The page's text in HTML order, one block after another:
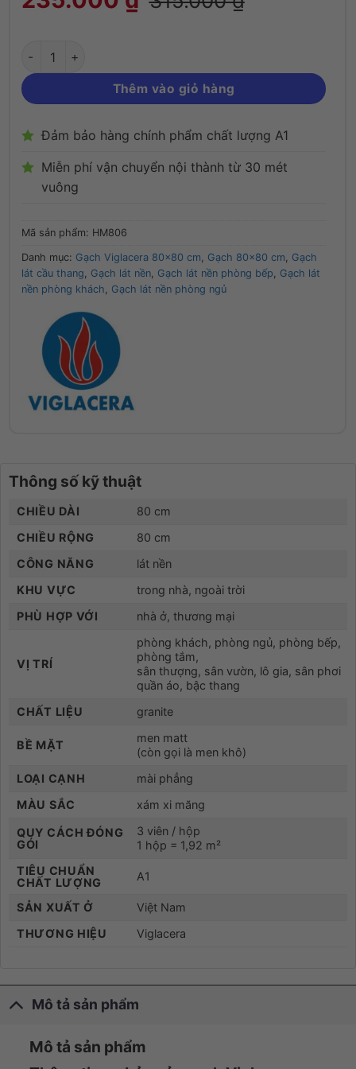
Thêm vào giỏ hàng
Đảm bảo hàng chính phẩm chất lượng A1
Miễn phí vận chuyển nội thành từ 30 mét
vuông
Mã sản phẩm: HM806
Danh mục: Gạch Viglacera 80x80 cm, Gạch 80x80 cm, Gạch
lát cầu thang, Gạch lát nền, Gạch lát nền phòng bếp, Gạch lát
nền phòng khách, Gạch lát nền phòng ngủ
Thông số kỹ thuật
CHIỀU DÀI
80 cm
CHIỀU RỘNG
80 cm
CÔNG NĂNG
lát nền
KHU VỰC
trong nhà, ngoài trời
PHÙ HỢP VỚI
nhà ở, thương mại
VỊ TRÍ
phòng khách, phòng ngủ, phòng bếp,
phòng tắm,
sân thượng, sân vườn, lô gia, sân phơi
quần áo, bậc thang
CHẤT LIỆU
granite
BỀ MẶT
men matt
(còn gọi là men khô)
LOẠI CẠNH
mài phẳng
MÀU SẮC
xám xi măng
QUY CÁCH ĐÓNG
GÓI
3 viên / hộp
1 hộp = 1,92 m²
TIÊU CHUẨN
CHẤT LƯỢNG
A1
SẢN XUẤT Ở
Việt Nam
THƯƠNG HIỆU
Viglacera
Mô tả sản phẩm
Mô tả sản phẩm